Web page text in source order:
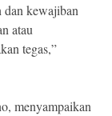
dan kewajiban
atau
tegas,”
menyampaikan